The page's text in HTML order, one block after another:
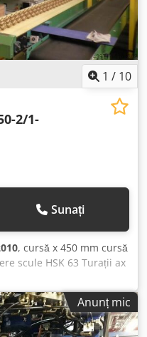
1 / 10
2/1-
Sunați
, cursă x 450 mm cursă
scule HSK 63 Turații ax
Control GE FANUC
armăturilor,
compusă din: 1 buc.
hand (mașină de
Anunț mic